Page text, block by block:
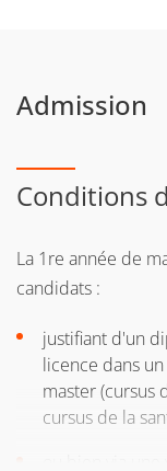
Admission
Conditions
La 1re année de
candidats :
justifiant d'un
licence dans
master (cursus
cursus de la